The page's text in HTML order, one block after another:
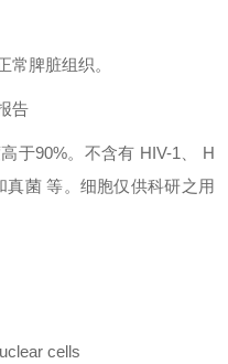
常脾脏组织。
告
于90%。不含有 HIV-1、 H
菌 等。细胞仅供科研之用
cells